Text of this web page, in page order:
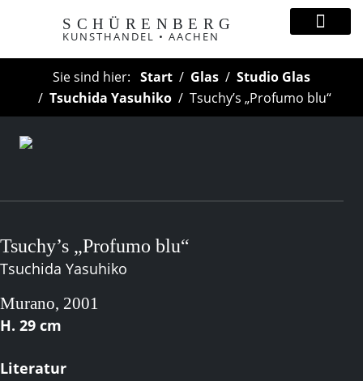
SCHÜRENBERG
KUNSTHANDEL • AACHEN
Sie sind hier: Start Glas
Studio Glas
Tsuchida Yasuhiko
Tsuchy’s „Profumo blu“
Tsuchy’s „Profumo blu“
Tsuchida Yasuhiko
Murano, 2001
H. 29 cm
Literatur